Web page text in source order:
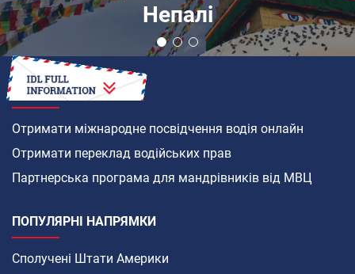
Непалі
ЯК
Отримати міжнародне посвідчення водія онлайн
Отримати переклад водійських прав
Партнерська програма для мандрівників від МВЦ
ПОПУЛЯРНІ НАПРЯМКИ
Сполучені Штати Америки